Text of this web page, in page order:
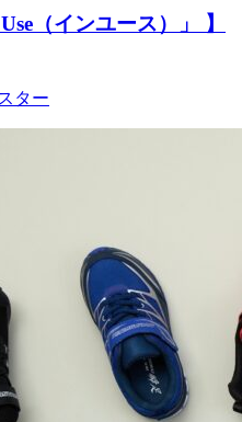
（インユース）」 】
ター